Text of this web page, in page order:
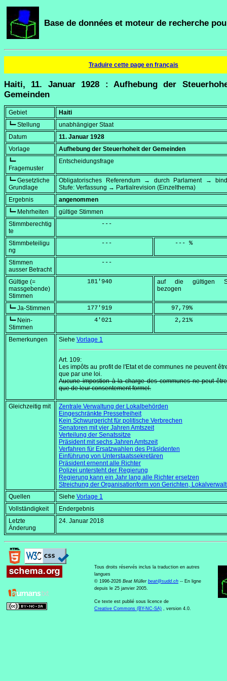
Base de données et moteur de recherche
Traduire cette page en français
Haiti, 11. Januar 1928 : Aufhebung der
Gemeinden
Gebiet
Haiti
┗━ Stellung
unabhängiger Staat
Datum
11. Januar 1928
Vorlage
Aufhebung der Steuerhoheit der Gemeinden
┗━
Fragemuster
Entscheidungsfrage
┗━ Gesetzliche
Grundlage
Obligatorisches Referendum → durch Parlament →
Stufe: Verfassung → Partialrevision (Einzelthema)
Ergebnis
angenommen
┗━ Mehrheiten
gültige Stimmen
Stimmberechtig
te
            ---
Stimmbeteiligu
ng
            ---
     --- %
Stimmen
ausser Betracht
            ---
Gültige (=
massgebende)
Stimmen
        181'940
auf die gültigen
bezogen
┗━ Ja-Stimmen
        177'919
    97,79
%
┗━ Nein-
Stimmen
          4'021
     2,21
%
Bemerkungen Siehe Vorlage 1
Art. 109:
Les impôts au profit de l'Etat et de communes ne peuvent
que par une loi.
Aucune impostion à la charge des communes ne peut
que de leur consentement formel.
Gleichzeitig mit
Zentrale Verwaltung der Lokalbehörden
Eingeschränkte Pressefreiheit
Kein Schwurgericht für politische Verbrechen
Senatoren mit vier Jahren Amtszeit
Verteilung der Senatssitze
Präsident mit sechs Jahren Amtszeit
Verfahren für Ersatzwahlen des Präsidenten
Einführung von Unterstaatssekretären
Präsident ernennt alle Richter
Polizei untersteht der Regierung
Regierung kann ein Jahr lang alle Richter ersetzen
Streichung der Organisationform von Gerichten,
Quellen
Siehe Vorlage 1
Vollständigkeit
Endergebnis
Letzte
Änderung
24. Januar 2018
Tous droits réservés inclus la traduction en autres
langues
© 1996-2026 Beat Müller beat@sudd.ch -- En ligne
depuis le 25 janvier 2005.
Ce texte est publié sous licence de
Creative Commons (BY-NC-SA) , version 4.0.